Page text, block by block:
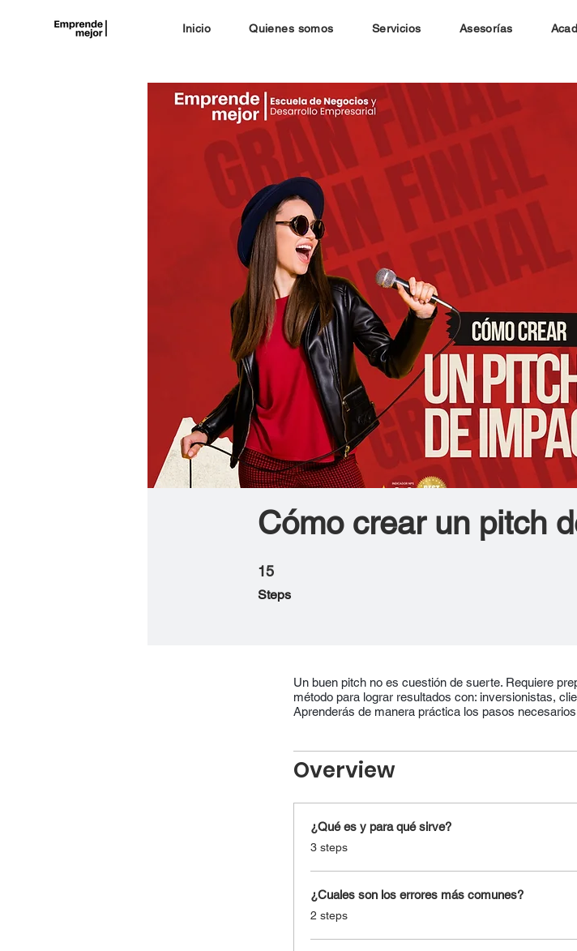
Inicio Quienes somos Servicios Asesorías
Cómo crear un pitch
15
Steps
15 Steps
Un buen pitch no es cuestión de suerte. Requiere
método para lograr resultados con: inversionistas,
Aprenderás de manera práctica los pasos
Overview
¿Qué es y para qué sirve?
.
3 steps
¿Cuales son los errores más comunes?
.
2 steps